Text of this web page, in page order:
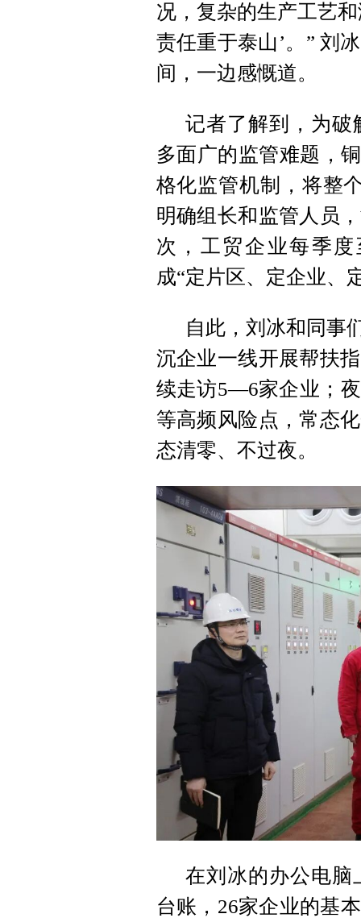
况，复杂的生产工艺
责任重于泰山’。” 刘
间，一边感慨道。
记者了解到，为破
多面广的监管难题，
格化监管机制，将整
明确组长和监管人员
次，工贸企业每季
成“定片区、定企业、
自此，刘冰和同事
沉企业一线开展帮扶
续走访5—6家企业；
等高频风险点，常态
态清零、不过夜。
在刘冰的办公电脑
台账，26家企业的基